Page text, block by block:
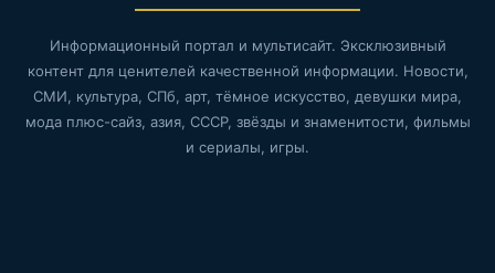
Информационный портал и мультисайт. Эксклюзивный
контент для ценителей качественной информации. Новости,
СМИ, культура, СПб, арт, тёмное искусство, девушки мира,
мода плюс-сайз, азия, СССР, звёзды и знаменитости, фильмы
и сериалы, игры.